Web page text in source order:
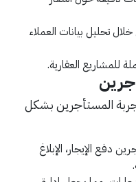
تحليل بيانات العملاء
للمشاريع العقارية.
المستأجرين بشكل
دفع الإيجار، الإبلاغ